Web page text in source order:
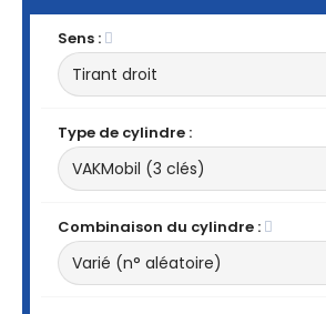
Sens :
Type de cylindre :
Combinaison du cylindre :